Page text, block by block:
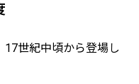
17世紀中頃から登場し